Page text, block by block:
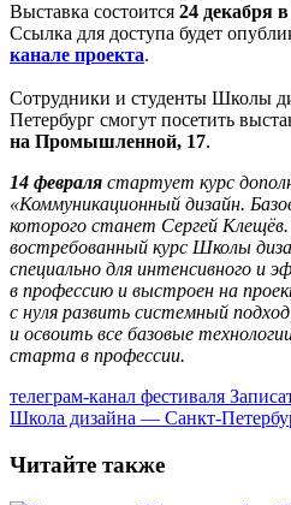
Выставка состоится 24 декабря
Ссылка для доступа будет
канале проекта.
​​​​​​​Сотрудники и студенты
Петербург смогут посетить
на Промышленной, 17.
14 февраля стартует курс
«Коммуникационный дизайн.
которого станет Сергей
востребованный курс Школы
специально для интенсивного и
в профессию и выстроен на
с нуля развить системный
и освоить все базовые
старта в профессии.
телеграм-канал фестиваля
Школа дизайна — Санкт-
Читайте также